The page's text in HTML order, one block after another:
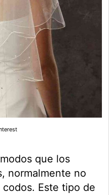
que los
normalmente no
Este tipo de